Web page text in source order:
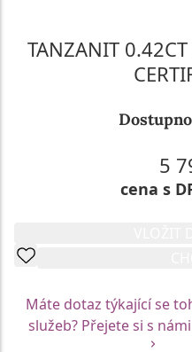
TANZANIT
5
cena s
Máte dotaz týkající se
služeb? Přejete si s